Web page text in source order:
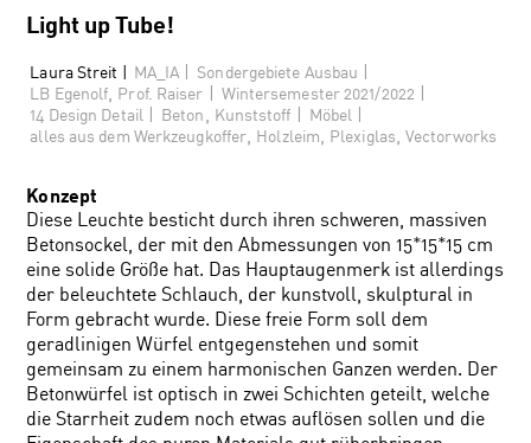
Light up Tube!
Laura Streit | MA_IA | Sondergebiete Ausbau |
LB Egenolf, Prof. Raiser | Wintersemester 2021/2022 |
14 Design Detail | Beton, Kunststoff | Möbel |
alles aus dem Werkzeugkoffer, Holzleim, Plexiglas, Vectorworks
Konzept
Diese Leuchte besticht durch ihren schweren, massiven
Betonsockel, der mit den Abmessungen von 15*15*15 cm
eine solide Größe hat. Das Hauptaugenmerk ist allerdings
der beleuchtete Schlauch, der kunstvoll, skulptural in
Form gebracht wurde. Diese freie Form soll dem
geradlinigen Würfel entgegenstehen und somit
gemeinsam zu einem harmonischen Ganzen werden. Der
Betonwürfel ist optisch in zwei Schichten geteilt, welche
die Starrheit zudem noch etwas auflösen sollen und die